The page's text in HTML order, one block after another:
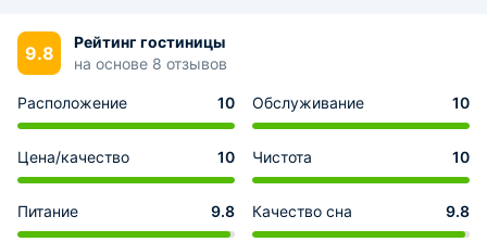
9.8
Рейтинг гостиницы
на основе 8 отзывов
Расположение 10 Обслуживание 10
Цена/качество 10 Чистота 10
Питание 9.8 Качество сна 9.8